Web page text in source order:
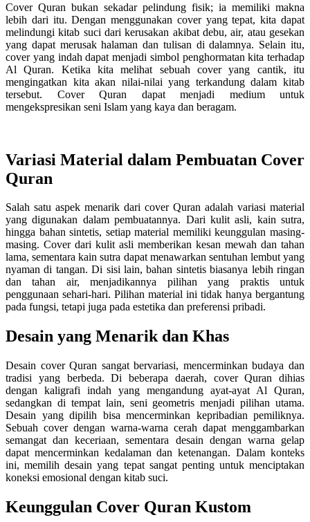
Cover Quran bukan sekadar pelindung fisik; ia memiliki makna
lebih dari itu. Dengan menggunakan cover yang tepat, kita dapat
melindungi kitab suci dari kerusakan akibat debu, air, atau gesekan
yang dapat merusak halaman dan tulisan di dalamnya. Selain itu,
cover yang indah dapat menjadi simbol penghormatan kita terhadap
Al Quran. Ketika kita melihat sebuah cover yang cantik, itu
mengingatkan kita akan nilai-nilai yang terkandung dalam kitab
tersebut. Cover Quran dapat menjadi medium untuk
mengekspresikan seni Islam yang kaya dan beragam.
Variasi Material dalam Pembuatan Cover
Quran
Salah satu aspek menarik dari cover Quran adalah variasi material
yang digunakan dalam pembuatannya. Dari kulit asli, kain sutra,
hingga bahan sintetis, setiap material memiliki keunggulan masing-
masing. Cover dari kulit asli memberikan kesan mewah dan tahan
lama, sementara kain sutra dapat menawarkan sentuhan lembut yang
nyaman di tangan. Di sisi lain, bahan sintetis biasanya lebih ringan
dan tahan air, menjadikannya pilihan yang praktis untuk
penggunaan sehari-hari. Pilihan material ini tidak hanya bergantung
pada fungsi, tetapi juga pada estetika dan preferensi pribadi.
Desain yang Menarik dan Khas
Desain cover Quran sangat bervariasi, mencerminkan budaya dan
tradisi yang berbeda. Di beberapa daerah, cover Quran dihias
dengan kaligrafi indah yang mengandung ayat-ayat Al Quran,
sedangkan di tempat lain, seni geometris menjadi pilihan utama.
Desain yang dipilih bisa mencerminkan kepribadian pemiliknya.
Sebuah cover dengan warna-warna cerah dapat menggambarkan
semangat dan keceriaan, sementara desain dengan warna gelap
dapat mencerminkan kedalaman dan ketenangan. Dalam konteks
ini, memilih desain yang tepat sangat penting untuk menciptakan
koneksi emosional dengan kitab suci.
Keunggulan Cover Quran Kustom